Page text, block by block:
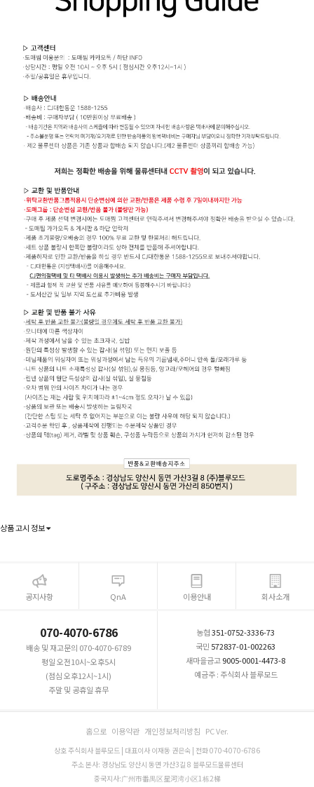
상품 고시 정보
공지사항 QnA 이용안내 회사소개
070-4070-6786
배송 및 재고문의 070-4070-6789
평일 오전10시~오후5시
(점심 오후12시~1시)
주말 및 공휴일 휴무
농협351-0752-3336-73
국민 572837-01-002263
새마을금고9005-0001-4473-8
예금주 : 주식회사 블루모드
홈으로 이용약관 개인정보처리방침 PC Ver.
상호 주식회사 블루모드 | 대표이사 이재동 권은숙 | 전화 070-4070-6786
주소 본사: 경상남도 양산시 동면 가산3길 8 블루모드물류센터
중국지사:广州市番禺区星河湾小区1栋2梯